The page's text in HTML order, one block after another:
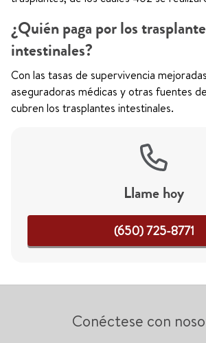
¿Quién paga por los
intestinales?
Con las tasas de supervivencia
aseguradoras médicas y otras fuentes
cubren los trasplantes intestinales.
Llame hoy
(650) 725-8771
Conéctese con